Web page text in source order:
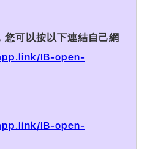
您可以按以下連結自己網
IB-open-
IB-open-